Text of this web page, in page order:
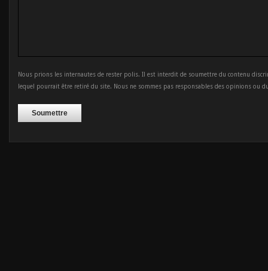
Nous prions les internautes de rester polis. Il est interdit de soumettre du contenu
lequel pourrait être retiré du site. Nous ne sommes pas responsables des opinions ou